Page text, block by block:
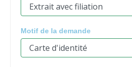
Motif de la demande